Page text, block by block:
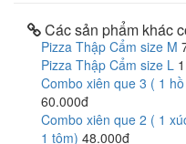
Các sản phẩm khác
Pizza Thập Cẩm size M
Pizza Thập Cẩm size L
Combo xiên que 3 ( 1
60.000đ
Combo xiên que 2 ( 1
1 tôm) 48.000đ